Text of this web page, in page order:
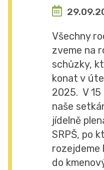
Všechny
zveme na
schůzky,
konat v
2025. V 15
naše
jídelně
SRPŠ, po
rozejdeme
do